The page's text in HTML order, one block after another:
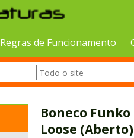
Regras de Funcionamento
Boneco
Loose (Aberto)